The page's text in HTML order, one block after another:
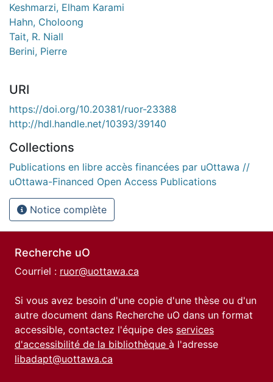
Keshmarzi, Elham Karami
Hahn, Choloong
Tait, R. Niall
Berini, Pierre
URI
https://doi.org/10.20381/ruor-23388
http://hdl.handle.net/10393/39140
Collections
Publications en libre accès financées par uOttawa //
uOttawa-Financed Open Access Publications
Notice complète
Recherche uO
Courriel : ruor@uottawa.ca
Si vous avez besoin d'une copie d'une thèse ou d'un
autre document dans Recherche uO dans un format
accessible, contactez l'équipe des services
d'accessibilité de la bibliothèque à l'adresse
libadapt@uottawa.ca